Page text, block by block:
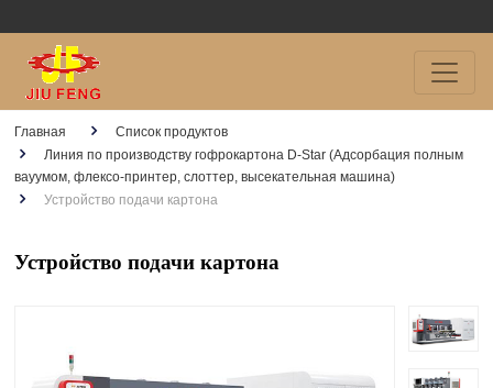
Главная
Список продуктов
Линия по производству гофрокартона D-Star (Адсорбация полным
вауумом, флексо-принтер, слоттер, высекательная машина)
Устройство подачи картона
Устройство подачи картона